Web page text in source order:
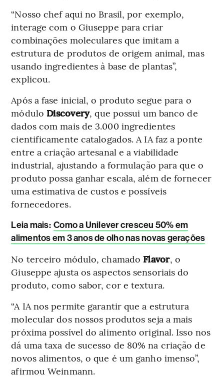
“Nosso chef aqui no Brasil, por exemplo,
interage com o Giuseppe para criar
combinações moleculares que imitam a
estrutura de produtos de origem animal, mas
usando ingredientes à base de plantas”,
explicou.
Após a fase inicial, o produto segue para o
módulo Discovery, que possui um banco de
dados com mais de 3.000 ingredientes
cientificamente catalogados. A IA faz a ponte
entre a criação artesanal e a viabilidade
industrial, ajustando a formulação para que o
produto possa ganhar escala, além de fornecer
uma estimativa de custos e possíveis
fornecedores.
Leia mais: Como a Unilever cresceu 50% em
alimentos em 3 anos de olho nas novas gerações
No terceiro módulo, chamado Flavor, o
Giuseppe ajusta os aspectos sensoriais do
produto, como sabor, cor e textura.
“A IA nos permite garantir que a estrutura
molecular dos nossos produtos seja a mais
próxima possível do alimento original. Isso nos
dá uma taxa de sucesso de 80% na criação de
novos alimentos, o que é um ganho imenso”,
afirmou Weinmann.